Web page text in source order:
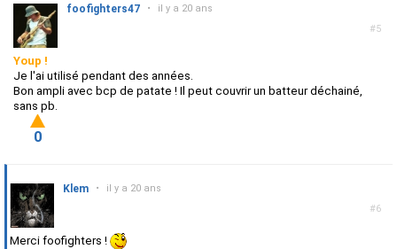
#5
foofighters47 • il y a 20 ans
Youp !
Je l'ai utilisé pendant des années.
Bon ampli avec bcp de patate ! Il peut couvrir un batteur déchainé,
sans pb.
0
#6
Klem • il y a 20 ans
Merci foofighters !